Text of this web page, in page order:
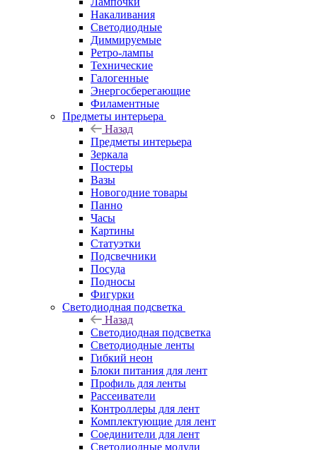
Накаливания
Светодиодные
Диммируемые
Ретро-лампы
Технические
Галогенные
Энергосберегающие
Филаментные
Предметы интерьера
Назад
Предметы интерьера
Зеркала
Постеры
Вазы
Новогодние товары
Панно
Часы
Картины
Статуэтки
Подсвечники
Посуда
Подносы
Фигурки
Светодиодная подсветка
Назад
Светодиодная подсветка
Светодиодные ленты
Гибкий неон
Блоки питания для лент
Профиль для ленты
Рассеиватели
Контроллеры для лент
Комплектующие для лент
Соединители для лент
Светодиодные модули